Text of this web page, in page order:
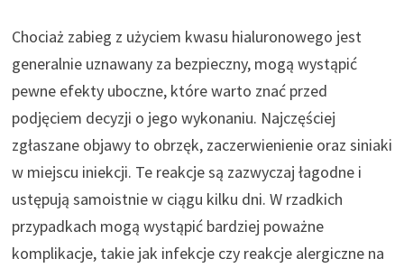
Chociaż zabieg z użyciem kwasu hialuronowego jest
generalnie uznawany za bezpieczny, mogą wystąpić
pewne efekty uboczne, które warto znać przed
podjęciem decyzji o jego wykonaniu. Najczęściej
zgłaszane objawy to obrzęk, zaczerwienienie oraz siniaki
w miejscu iniekcji. Te reakcje są zazwyczaj łagodne i
ustępują samoistnie w ciągu kilku dni. W rzadkich
przypadkach mogą wystąpić bardziej poważne
komplikacje, takie jak infekcje czy reakcje alergiczne na